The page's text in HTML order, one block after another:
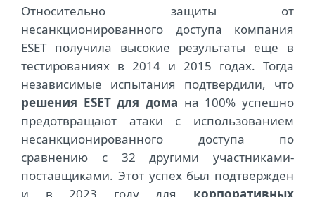
Относительно защиты от
несанкционированного доступа компания
ESET получила высокие результаты еще в
тестированиях в 2014 и 2015 годах. Тогда
независимые испытания подтвердили, что
решения ESET для дома на 100% успешно
предотвращают атаки с использованием
несанкционированного доступа по
сравнению с 32 другими участниками-
поставщиками. Этот успех был подтвержден